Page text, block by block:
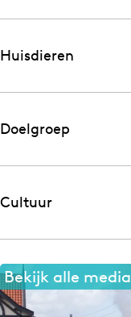
Huisdieren
Doelgroep
Cultuur
Bekijk alle media